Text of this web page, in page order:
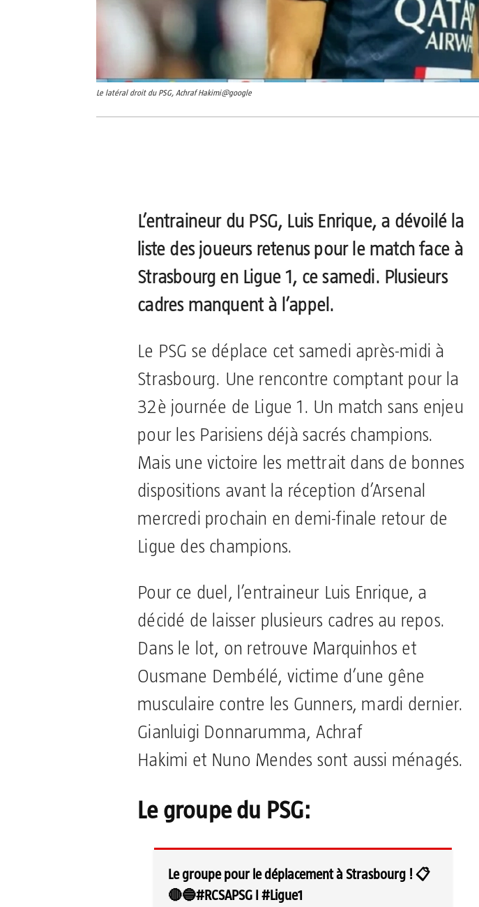
Le latéral droit du PSG, Achraf Hakimi@google
L’entraineur du PSG, Luis Enrique, a dévoilé la
liste des joueurs retenus pour le match face à
Strasbourg en Ligue 1, ce samedi. Plusieurs
cadres manquent à l’appel.
Le PSG se déplace cet samedi après-midi à
Strasbourg. Une rencontre comptant pour la
32è journée de Ligue 1. Un match sans enjeu
pour les Parisiens déjà sacrés champions.
Mais une victoire les mettrait dans de bonnes
dispositions avant la réception d’Arsenal
mercredi prochain en demi-finale retour de
Ligue des champions.
Pour ce duel, l’entraineur Luis Enrique, a
décidé de laisser plusieurs cadres au repos.
Dans le lot, on retrouve Marquinhos et
Ousmane Dembélé, victime d’une gêne
musculaire contre les Gunners, mardi dernier.
Gianluigi Donnarumma, Achraf
Hakimi et Nuno Mendes sont aussi ménagés.
Le groupe du PSG:
Le groupe pour le déplacement à Strasbourg ! 📋
🔴🔵#RCSAPSG I#Ligue1